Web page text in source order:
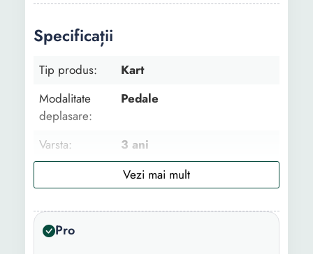
Specificații
Tip produs:
Kart
Modalitate
deplasare:
Pedale
Varsta:
3 ani
parental:
Fara asistenta parinte
dezvoltate:
Pro